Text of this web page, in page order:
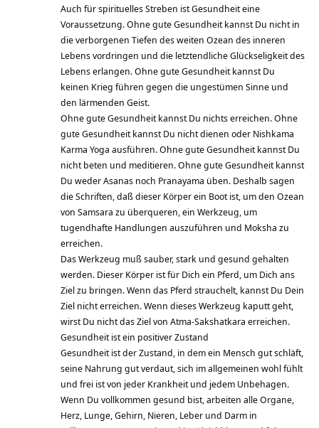
Auch für spirituelles Streben ist Gesundheit eine
Voraussetzung. Ohne gute Gesundheit kannst Du nicht in
die verborgenen Tiefen des weiten Ozean des inneren
Lebens vordringen und die letztendliche Glückseligkeit des
Lebens erlangen. Ohne gute Gesundheit kannst Du
keinen Krieg führen gegen die ungestümen Sinne und
den lärmenden Geist.
Ohne gute Gesundheit kannst Du nichts erreichen. Ohne
gute Gesundheit kannst Du nicht dienen oder Nishkama
Karma Yoga ausführen. Ohne gute Gesundheit kannst Du
nicht beten und meditieren. Ohne gute Gesundheit kannst
Du weder Asanas noch Pranayama üben. Deshalb sagen
die Schriften, daß dieser Körper ein Boot ist, um den Ozean
von Samsara zu überqueren, ein Werkzeug, um
tugendhafte Handlungen auszuführen und Moksha zu
erreichen.
Das Werkzeug muß sauber, stark und gesund gehalten
werden. Dieser Körper ist für Dich ein Pferd, um Dich ans
Ziel zu bringen. Wenn das Pferd strauchelt, kannst Du Dein
Ziel nicht erreichen. Wenn dieses Werkzeug kaputt geht,
wirst Du nicht das Ziel von Atma-Sakshatkara erreichen.
Gesundheit ist ein positiver Zustand
Gesundheit ist der Zustand, in dem ein Mensch gut schläft,
seine Nahrung gut verdaut, sich im allgemeinen wohl fühlt
und frei ist von jeder Krankheit und jedem Unbehagen.
Wenn Du vollkommen gesund bist, arbeiten alle Organe,
Herz, Lunge, Gehirn, Nieren, Leber und Darm in